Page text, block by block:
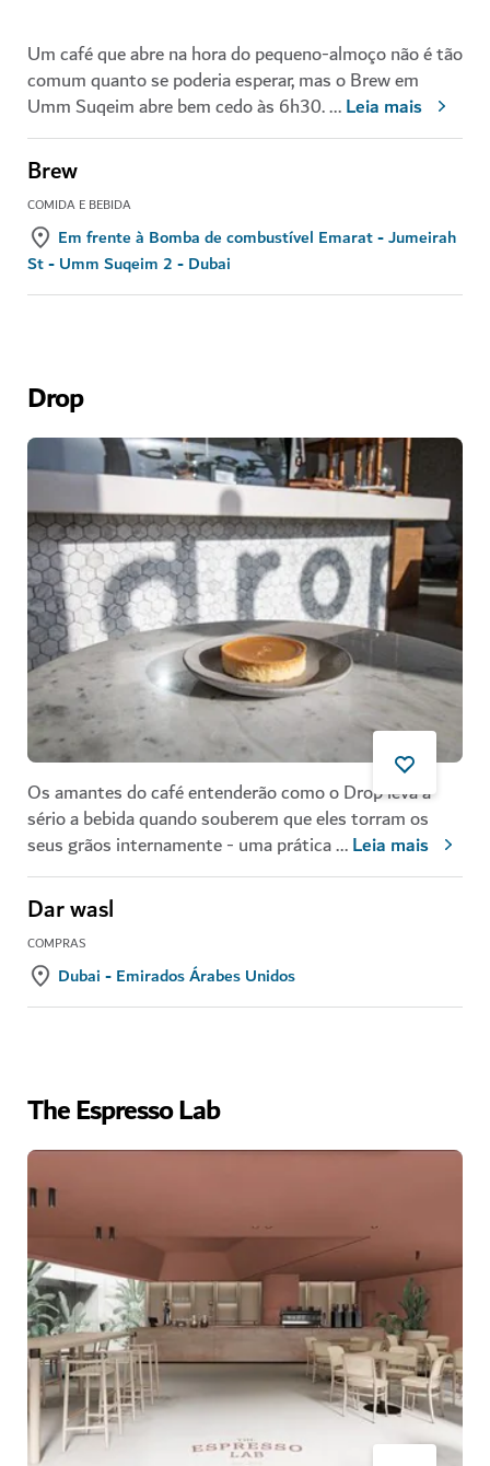
Um café que abre na hora do pequeno-almoço não é tão
comum quanto se poderia esperar, mas o Brew em
Umm Suqeim abre bem cedo às 6h30....Leia mais
Brew
COMIDA E BEBIDA
Em frente à Bomba de combustível Emarat - Jumeirah
St - Umm Suqeim 2 - Dubai
Drop
Os amantes do café entenderão como o Drop leva a
sério a bebida quando souberem que eles torram os
seus grãos internamente - uma prática...Leia mais
Dar wasl
COMPRAS
Dubai - Emirados Árabes Unidos
The Espresso Lab